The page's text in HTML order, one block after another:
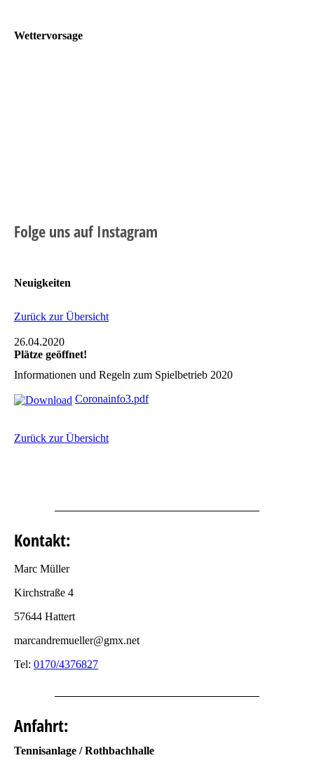
Wettervorsage
Folge uns auf Instagram
Neuigkeiten
Zurück zur Übersicht
26.04.2020
Plätze geöffnet!
Informationen und Regeln zum Spielbetrieb 2020
Coronainfo3.pdf
Zurück zur Übersicht
Kontakt:
Marc Müller
Kirchstraße 4
57644 Hattert
marcandremueller@gmx.net
Tel: 0170/4376827
Anfahrt:
Tennisanlage / Rothbachhalle